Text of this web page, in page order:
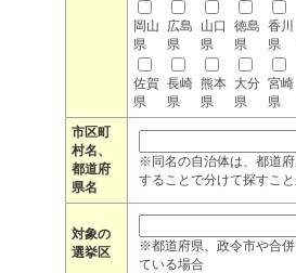
岡山
県
広島
県
山口
県
徳島
県
香川
県
佐賀
県
長崎
県
熊本
県
大分
県
宮崎
県
市区町
村名、
都道府
県名
※同名の自治体は、都道
することで分けて探すこと
対象の
選挙区
※都道府県、政令市や合
ている場合